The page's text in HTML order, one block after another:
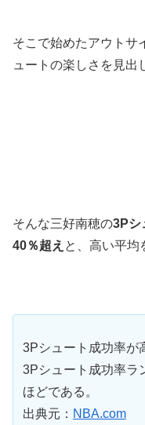
そこで始めたアウトサ
ュートの楽しさを見出
そんな三好南穂の3Pシ
40％超え と、高い平均
3Pシュート成功率が
3Pシュート成功率ラ
ほどである。
出典元： NBA.com